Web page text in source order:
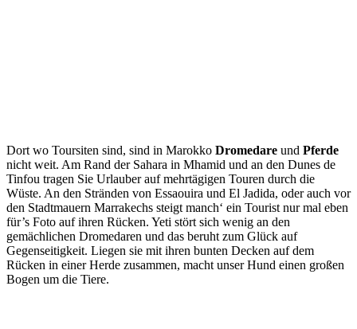
Dort wo Toursiten sind, sind in Marokko Dromedare und Pferde
nicht weit. Am Rand der Sahara in Mhamid und an den Dunes de
Tinfou tragen Sie Urlauber auf mehrtägigen Touren durch die
Wüste. An den Stränden von Essaouira und El Jadida, oder auch vor
den Stadtmauern Marrakechs steigt manch‘ ein Tourist nur mal eben
für’s Foto auf ihren Rücken. Yeti stört sich wenig an den
gemächlichen Dromedaren und das beruht zum Glück auf
Gegenseitigkeit. Liegen sie mit ihren bunten Decken auf dem
Rücken in einer Herde zusammen, macht unser Hund einen großen
Bogen um die Tiere.